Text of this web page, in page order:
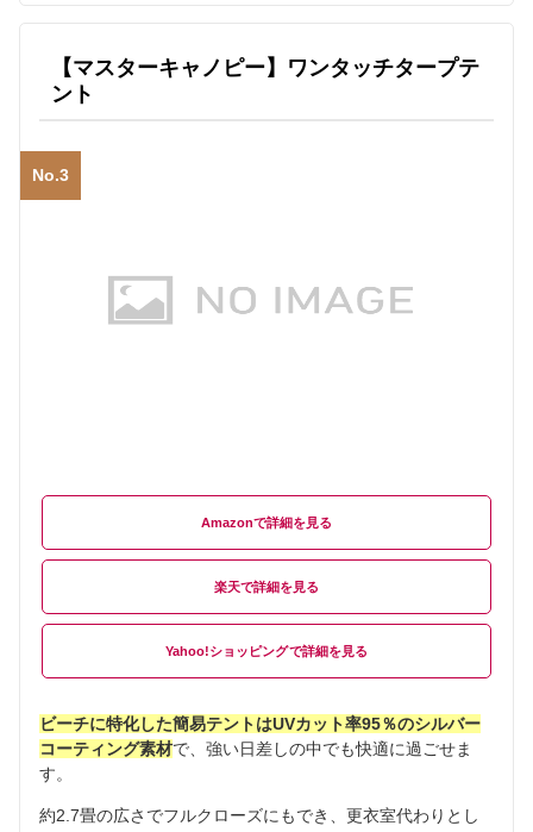
【マスターキャノピー】ワンタッチタープテ
ント
No.3
Amazon
楽天
Yahoo!ショッピング
ビーチに特化した簡易テントはUVカット率95％のシルバー
コーティング素材で、強い日差しの中でも快適に過ごせま
す。
約2.7畳の広さでフルクローズにもでき、更衣室代わりとし